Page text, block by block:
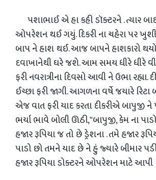
પશાભાઈ એ હા કહી ડૉક્ટરને . ત્યાર
ઓપરેશન થઈ ગયું. દિકરી ના ચહેરા પર
બાપ ને હાશ થઈ. આજ બાપને હાશકારો
દવાખાનેથી ઘરે જશે. આમ સમય ધીરે ધીરે
ફરી નવરાત્રીના દિવસો આવી ને ઉભા રહ્યા.
ઈચ્છા ફરી જાગી. આગળના વર્ષે જયારે રિટા
એજ વાત ફરી યાદ કરતા દીકરીએ બાપુજી ને
ભર્યા ભાવે બોલી ઊઠી,"બાપુજી, કેમ ના
હજાર રૂપિયા જ તો છે ડ્રેશના . તમે હજાર
પાડો છો તમને યાદ છે ને હું જ્યારે બીમાર
હજાર રૂપિયા ડોક્ટરને ઓપરેશન માટે આપી